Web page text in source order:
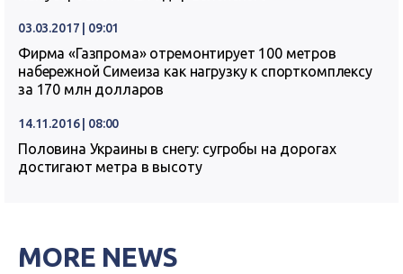
03.03.2017 | 09:01
Фирма «Газпрома» отремонтирует 100 метров
набережной Симеиза как нагрузку к спорткомплексу
за 170 млн долларов
14.11.2016 | 08:00
Половина Украины в снегу: сугробы на дорогах
достигают метра в высоту
MORE NEWS